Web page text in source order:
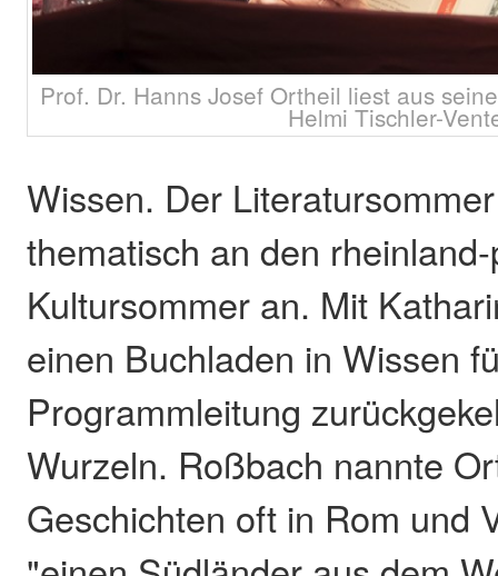
Prof. Dr. Hanns Josef Ortheil liest aus
Helmi Tischler-
Wissen. Der
thematisch an den
Kultursommer an. Mit
einen Buchladen in Wissen
Programmleitung
Wurzeln. Roßbach nannte
Geschichten oft in Rom und